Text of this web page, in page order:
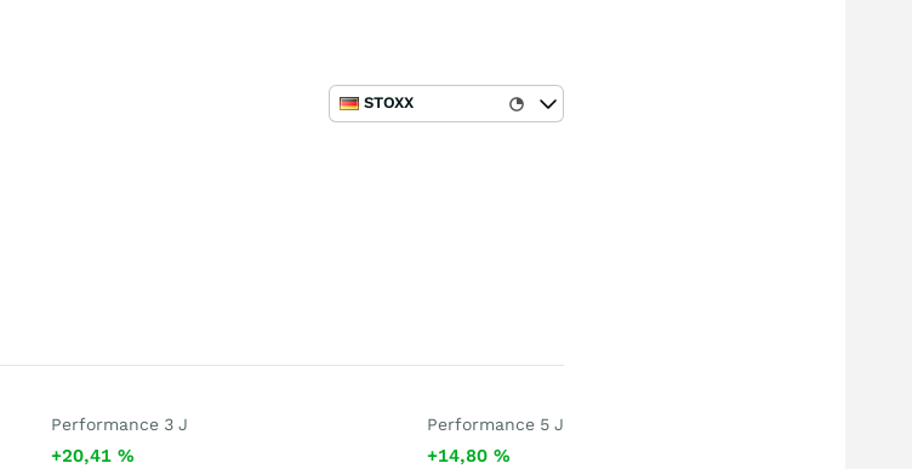
STOXX
Performance 3 J
+20,41%
Performance 5 J
+14,80 %